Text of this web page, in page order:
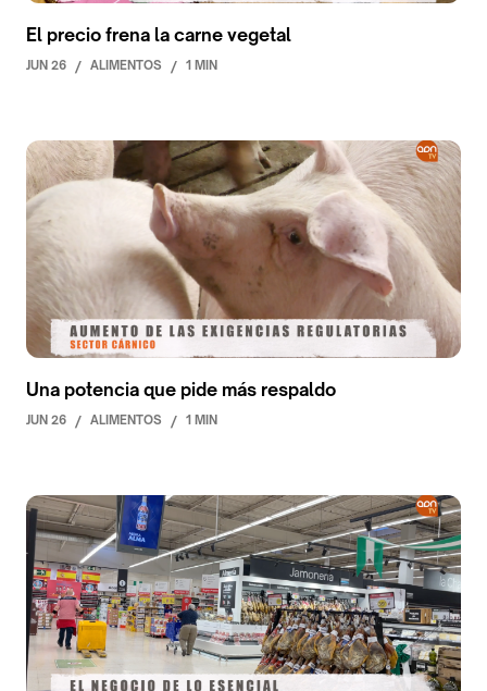
El precio frena la carne vegetal
JUN 26 / ALIMENTOS / 1 MIN
Una potencia que pide más respaldo
JUN 26 / ALIMENTOS / 1 MIN